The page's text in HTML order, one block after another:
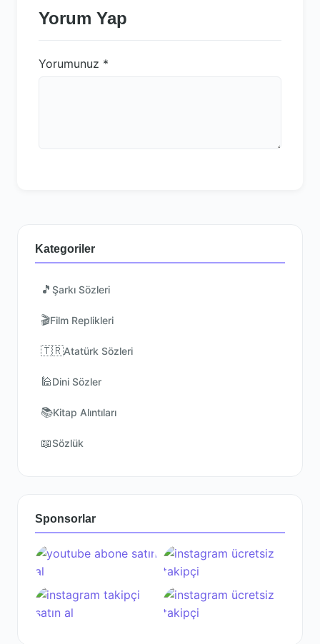
Yorum Yap
Yorumunuz *
Kategoriler
🎵 Şarkı Sözleri
🎬Film Replikleri
🇹🇷Atatürk Sözleri
🕌Dini Sözler
📚Kitap Alıntıları
📖Sözlük
Sponsorlar